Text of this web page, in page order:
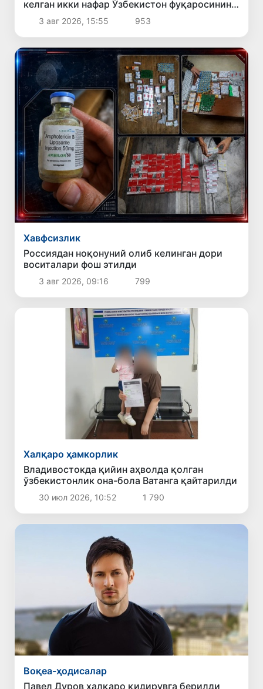
келган икки нафар Ўзбекистон фуқаросининг
ҳужжатлари тикланди
3 авг 2026, 15:55 953
Хавфсизлик
Россиядан ноқонуний олиб келинган дори
воситалари фош этилди
3 авг 2026, 09:16 799
Халқаро ҳамкорлик
Владивостокда қийин аҳволда қолган
ўзбекистонлик она-бола Ватанга қайтарилди
30 июл 2026, 10:52 1 790
Воқеа-ҳодисалар
Павел Дуров халқаро қидирувга берилди